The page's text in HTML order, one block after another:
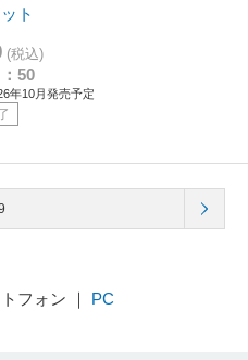
ト
(税込)
50
年10月発売予定
フォン ｜ PC